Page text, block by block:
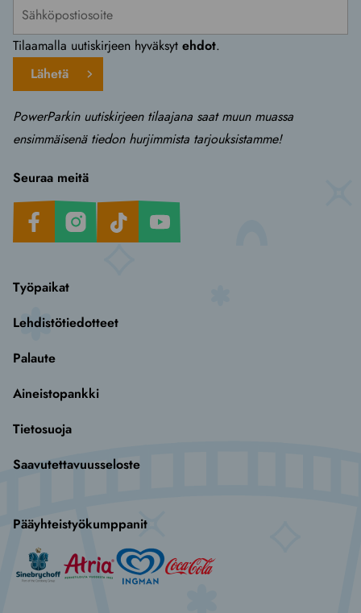
Tilaamalla uutiskirjeen hyväksyt ehdot.
Lähetä
PowerParkin uutiskirjeen tilaajana saat muun muassa
ensimmäisenä tiedon hurjimmista tarjouksistamme!
Työpaikat
Lehdistötiedotteet
Palaute
Aineistopankki
Tietosuoja
Saavutettavuusseloste
Seuraa meitä
FacebookInstagramTikTok Youtube
Pääyhteistyökumppanit